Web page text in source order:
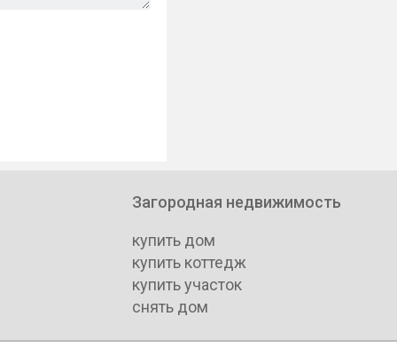
Загородная недвижимость
купить дом
купить коттедж
купить участок
снять дом